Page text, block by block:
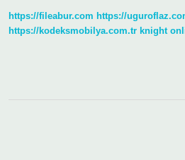
https://fileabur.com https://
https://kodeksmobilya.com.tr knight